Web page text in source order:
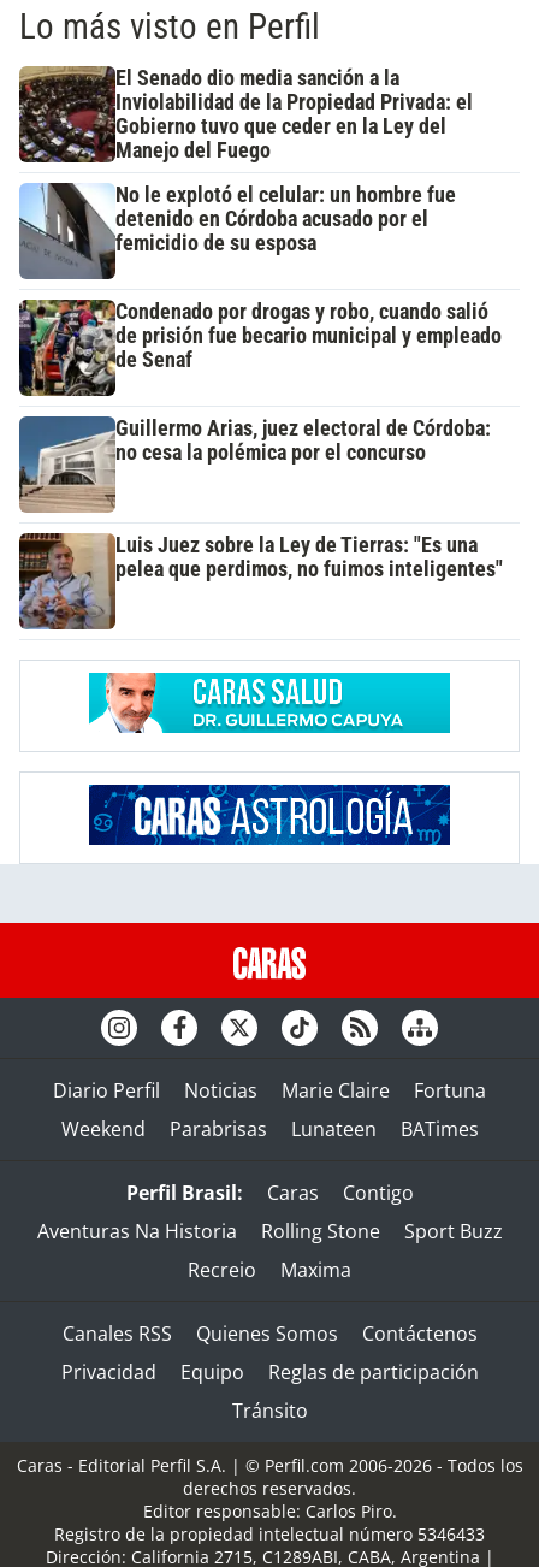
Lo más visto en Perfil
El Senado dio media sanción a la
Inviolabilidad de la Propiedad Privada: el
Gobierno tuvo que ceder en la Ley del
Manejo del Fuego
No le explotó el celular: un hombre fue
detenido en Córdoba acusado por el
femicidio de su esposa
Condenado por drogas y robo, cuando salió
de prisión fue becario municipal y empleado
de Senaf
Guillermo Arias, juez electoral de Córdoba:
no cesa la polémica por el concurso
Luis Juez sobre la Ley de Tierras: "Es una
pelea que perdimos, no fuimos inteligentes"
Diario Perfil Noticias Marie Claire
Fortuna
Weekend
Parabrisas Lunateen BATimes
Perfil Brasil: Caras
Contigo
Aventuras Na Historia
Rolling Stone
Sport Buzz
Recreio
Maxima
Canales RSS Quienes Somos
Contáctenos
Privacidad
Equipo
Reglas de participación
Tránsito
Caras - Editorial Perfil S.A. | © Perfil.com 2006-2026 - Todos los
derechos reservados.
Editor responsable: Carlos Piro.
Registro de la propiedad intelectual número 5346433
Dirección: California 2715, C1289ABI, CABA, Argentina |